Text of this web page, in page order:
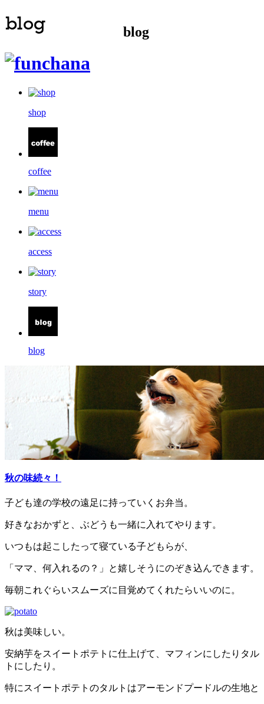
blog
shop
coffee
menu
access
story
blog
秋の味続々！
子ども達の学校の遠足に持っていくお弁当。
好きなおかずと、ぶどうも一緒に入れてやります。
いつもは起こしたって寝ている子どもらが、
「ママ、何入れるの？」と嬉しそうにのぞき込んできます。
毎朝これぐらいスムーズに目覚めてくれたらいいのに。
秋は美味しい。
安納芋をスイートポテトに仕上げて、マフィンにしたりタル
トにしたり。
特にスイートポテトのタルトはアーモンドプードルの生地と